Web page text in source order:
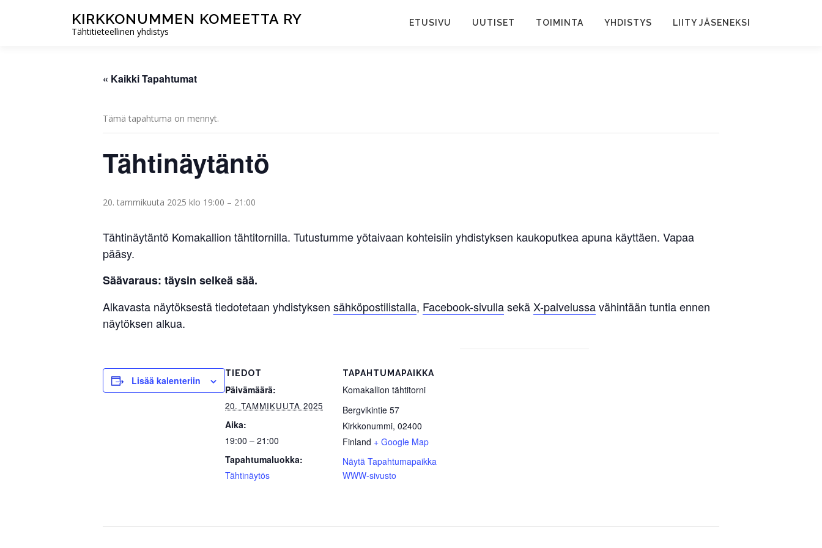
KIRKKONUMMEN KOMEETTA RY
Tähtitieteellinen yhdistys
ETUSIVU UUTISET TOIMINTA YHDISTYS LIITY JÄSENEKSI
« Kaikki Tapahtumat
Tämä tapahtuma on mennyt.
Tähtinäytäntö
20. tammikuuta 2025 klo 19:00 – 21:00
Tähtinäytäntö Komakallion tähtitornilla. Tutustumme yötaivaan kohteisiin yhdistyksen kaukoputkea apuna käyttäen. Vapaa
pääsy.
Säävaraus: täysin selkeä sää.
Alkavasta näytöksestä tiedotetaan yhdistyksen sähköpostilistalla, Facebook-sivullasekä X-palvelussavähintään tuntia ennen
näytöksen alkua.
Lisää kalenteriin
TIEDOT
Päivämäärä:
20. TAMMIKUUTA 2025
Aika:
19:00 – 21:00
Tapahtumaluokka:
Tähtinäytös
TAPAHTUMAPAIKKA
Komakallion tähtitorni
Bergvikintie 57
Kirkkonummi, 02400
Finland + Google Map
Näytä Tapahtumapaikka
WWW-sivusto